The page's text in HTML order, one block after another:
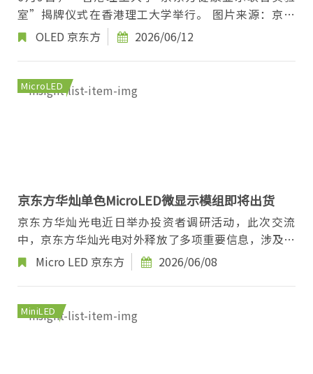
室”揭牌仪式在香港理工大学举行。 图片来源：京东
方 依托双方优势资源，京东方负责显示技术研...
OLED 京东方 2026/06/12
MicroLED
京东方华灿单色MicroLED微显示模组即将出货
京东方华灿光电近日举办投资者调研活动，此次交流
中，京东方华灿光电对外释放了多项重要信息，涉及股
东赋能、Micro LED业务进展以及AR微显示领域的...
Micro LED 京东方 2026/06/08
MiniLED